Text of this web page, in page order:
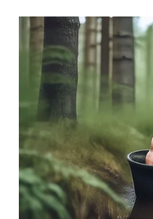
WN
PRIANGAN
TIMUR
SEMARANG
WN
SOLO
WN